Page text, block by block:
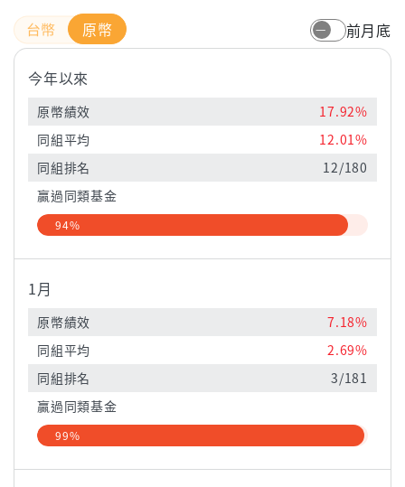
原幣 前月底
今年以來
原幣績效
17.92%
同組平均
12.01%
同組排名
12/180
贏過同類基金
94%
1月
原幣績效
7.18%
同組平均
2.69%
同組排名
3/181
贏過同類基金
99%